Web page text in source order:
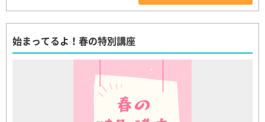
始まってるよ！春の特別講座